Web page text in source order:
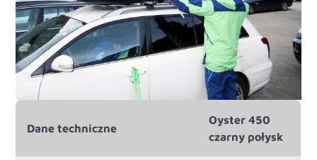
Dane techniczne
Oyster 450
czarny połysk